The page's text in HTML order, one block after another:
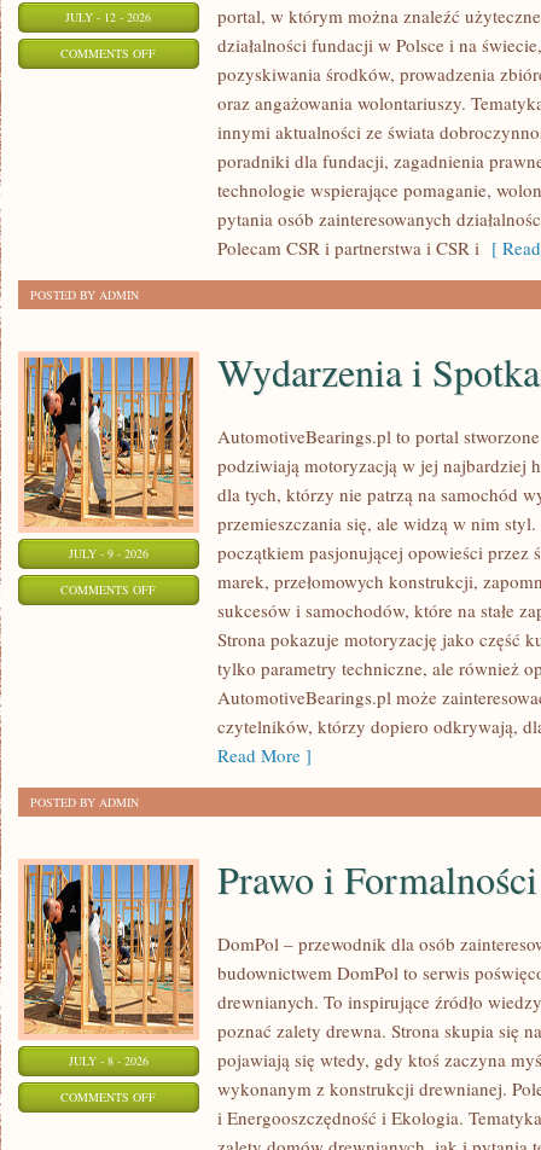
JULY - 12 - 2026
COMMENTS OFFON
PUBLICZNE
portal, w którym można znaleźć
działalności fundacji w Polsce i na
pozyskiwania środków, prowadzenia
oraz angażowania wolontariuszy.
innymi aktualności ze świata
poradniki dla fundacji, zagadnienia
technologie wspierające pomaganie,
pytania osób zainteresowanych
Polecam CSR i partnerstwa i CSR i [
POSTED BY ADMIN
JULY - 9 - 2026
COMMENTS OFFON
WYDARZENIA
SPOTKANIA
KLASYKÓW
Wydarzenia i
AutomotiveBearings.pl to portal
podziwiają motoryzacją w jej najbardziej
dla tych, którzy nie patrzą na samochód
przemieszczania się, ale widzą w nim
początkiem pasjonującej opowieści przez
marek, przełomowych konstrukcji,
sukcesów i samochodów, które na stałe
Strona pokazuje motoryzację jako część
tylko parametry techniczne, ale również
AutomotiveBearings.pl może
czytelników, którzy dopiero odkrywają,
Read More ]
POSTED BY ADMIN
JULY - 8 - 2026
COMMENTS OFFON
Prawo i Formalności
DomPol – przewodnik dla osób
budownictwem DomPol to serwis
drewnianych. To inspirujące źródło
poznać zalety drewna. Strona skupia się
pojawiają się wtedy, gdy ktoś zaczyna
wykonanym z konstrukcji drewnianej.
i Energooszczędność i Ekologia.